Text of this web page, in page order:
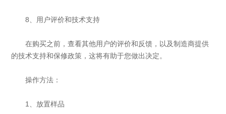
8、用户评价和技术支持
在购买之前，查看其他用户的评价和反馈，以及制造商提供
的技术支持和保修政策，这将有助于您做出决定。
操作方法：
1、放置样品